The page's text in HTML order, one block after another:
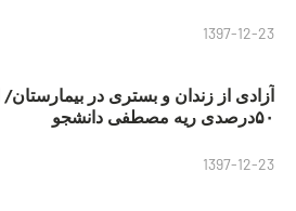
1397-12-23
آزادی از زندان و بستری در بیمارستان/
۵۰درصدی ریه مصطفی دانشجو
1397-12-23